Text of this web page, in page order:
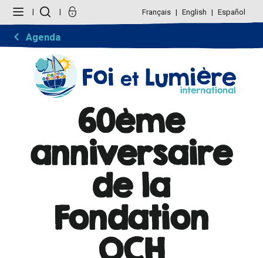
contenu.
navigation
personnels
Français English Español
Agenda
60ème
anniversaire
de la
Fondation
OCH